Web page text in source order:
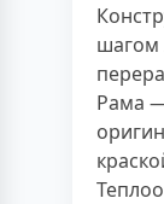
шагом
Рама